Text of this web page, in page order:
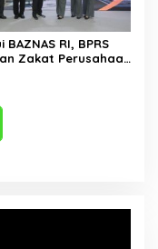
BAZNAS RI, BPRS
Zakat Perusahaan